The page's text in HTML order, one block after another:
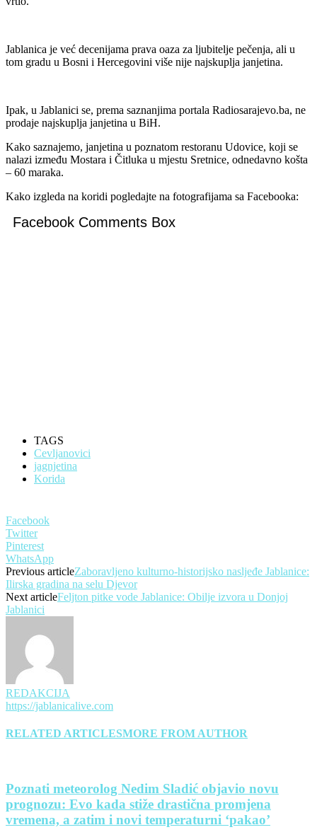
Jablanica je već decenijama prava oaza za ljubitelje pečenja, ali u
tom gradu u Bosni i Hercegovini više nije najskuplja janjetina.
Ipak, u Jablanici se, prema saznanjima portala Radiosarajevo.ba, ne
prodaje najskuplja janjetina u BiH.
Kako saznajemo, janjetina u poznatom restoranu Udovice, koji se
nalazi između Mostara i Čitluka u mjestu Sretnice, odnedavno košta
– 60 maraka.
Kako izgleda na koridi pogledajte na fotografijama sa Facebooka:
Facebook Comments Box
TAGS
Cevljanovici
jagnjetina
Korida
Facebook
Twitter
Pinterest
WhatsApp
Previous articleZaboravljeno kulturno-historijsko nasljeđe Jablanice:
Ilirska gradina na selu Djevor
Next articleFeljton pitke vode Jablanice: Obilje izvora u Donjoj
Jablanici
REDAKCIJA
https://jablanicalive.com
RELATED ARTICLESMORE FROM AUTHOR
Poznati meteorolog Nedim Sladić objavio novu
prognozu: Evo kada stiže drastična promjena
vremena, a zatim i novi temperaturni ‘pakao’